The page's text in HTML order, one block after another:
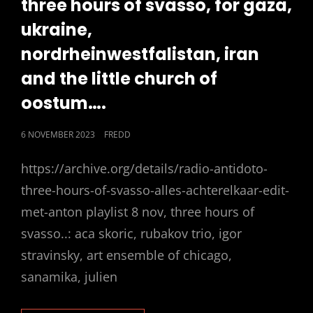
three hours of svasso, for gaza,
ukraine,
nordrheinwestfalistan, iran
and the little church of
oostum….
POSTED
6 NOVEMBER 2023 FREDD
https://archive.org/details/radio-antidoto-
three-hours-of-svasso-alles-achterelkaar-edit-
met-anton playlist 8 nov, three hours of
svasso..: aca skoric, rubakov trio, igor
stravinsky, art ensemble of chicago,
sanamika, julien